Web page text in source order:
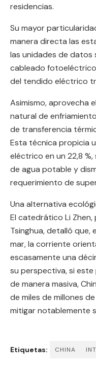
residencias.
Su mayor
manera directa las
las unidades de
cableado
del tendido eléctrico
Asimismo, aprovecha
natural de
de transferencia
Esta técnica propicia
eléctrico en un 22,8
de agua potable y
requerimiento de
Una alternativa
El catedrático Li
Tsinghua, detalló que,
mar, la corriente
escasamente una
su perspectiva, si
de manera masiva,
de miles de millones
mitigar notablemente
Etiquetas: CHINA